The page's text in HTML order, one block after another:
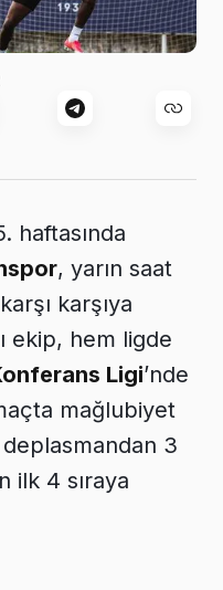
haftasında
, yarın saat
karşıya
ekip, hem ligde
Ligi’nde
mağlubiyet
3
ilk 4 sıraya